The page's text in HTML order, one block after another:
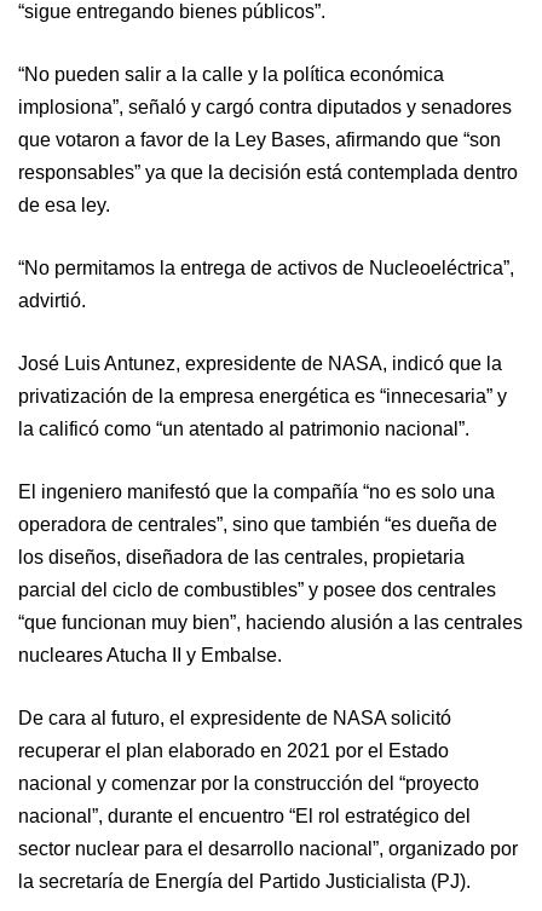
“sigue entregando bienes públicos”.
“No pueden salir a la calle y la política económica
implosiona”, señaló y cargó contra diputados y senadores
que votaron a favor de la Ley Bases, afirmando que “son
responsables” ya que la decisión está contemplada dentro
de esa ley.
“No permitamos la entrega de activos de Nucleoeléctrica”,
advirtió.
José Luis Antunez, expresidente de NASA, indicó que la
privatización de la empresa energética es “innecesaria” y
la calificó como “un atentado al patrimonio nacional”.
El ingeniero manifestó que la compañía “no es solo una
operadora de centrales”, sino que también “es dueña de
los diseños, diseñadora de las centrales, propietaria
parcial del ciclo de combustibles” y posee dos centrales
“que funcionan muy bien”, haciendo alusión a las centrales
nucleares Atucha II y Embalse.
De cara al futuro, el expresidente de NASA solicitó
recuperar el plan elaborado en 2021 por el Estado
nacional y comenzar por la construcción del “proyecto
nacional”, durante el encuentro “El rol estratégico del
sector nuclear para el desarrollo nacional”, organizado por
la secretaría de Energía del Partido Justicialista (PJ).